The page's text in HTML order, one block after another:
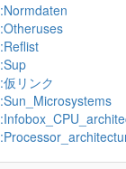
:Normdaten
:Otheruses
:Reflist
:Sup
:仮リンク
:Sun_Microsystems